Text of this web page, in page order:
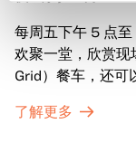
每周五下午 5 点
欢聚一堂，欣赏现
Grid）餐车，还可
了解更多